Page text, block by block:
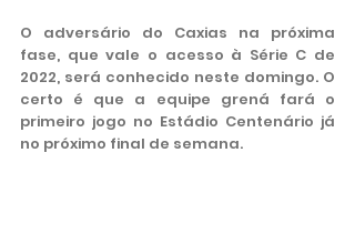
O adversário do Caxias na próxima
fase, que vale o acesso à Série C de
2022, será conhecido neste domingo. O
certo é que a equipe grená fará o
primeiro jogo no Estádio Centenário já
no próximo final de semana.